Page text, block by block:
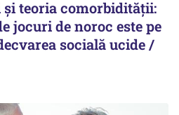
teoria comorbidității:
jocuri de noroc este pe
socială ucide /